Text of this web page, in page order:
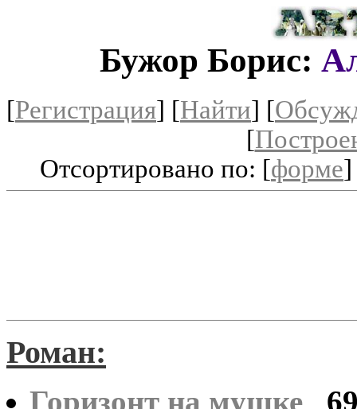
Бужор Борис:
[Регистрация] [Найти] [
[
Отсортировано по: [форме
Роман:
Горизонт на мушке